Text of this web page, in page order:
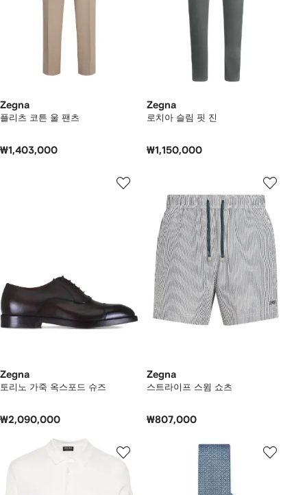
Zegna
플리츠 코튼 울 팬츠
₩1,403,000
Zegna
로치아 슬림 핏 진
₩1,150,000
Zegna
토리노 가죽 옥스포드 슈즈
₩2,090,000
Zegna
스트라이프 스윔 쇼츠
₩807,000